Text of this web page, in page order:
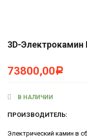
3D-Электрокамин
73800,00Р
В НАЛИЧИИ
ПРОИЗВОДИТЕЛЬ:
Электрический камин в